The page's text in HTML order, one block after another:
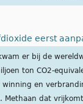
eerst
er bij de
ton CO2-
winning en
Methaan dat